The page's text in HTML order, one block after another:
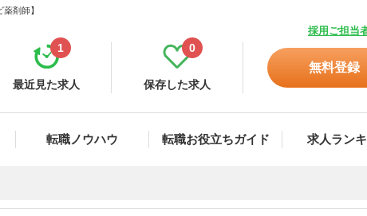
剤師】
採用ご担当
最近見た求人
1
保存した求人
0
無料登録
転職ノウハウ 転職お役立ちガイド 求人ラン